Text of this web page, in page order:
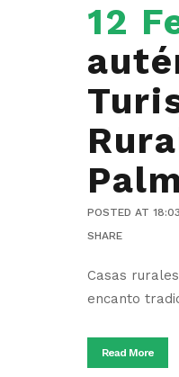
12
POSTED AT
SHARE
Casas
encanto
Read More